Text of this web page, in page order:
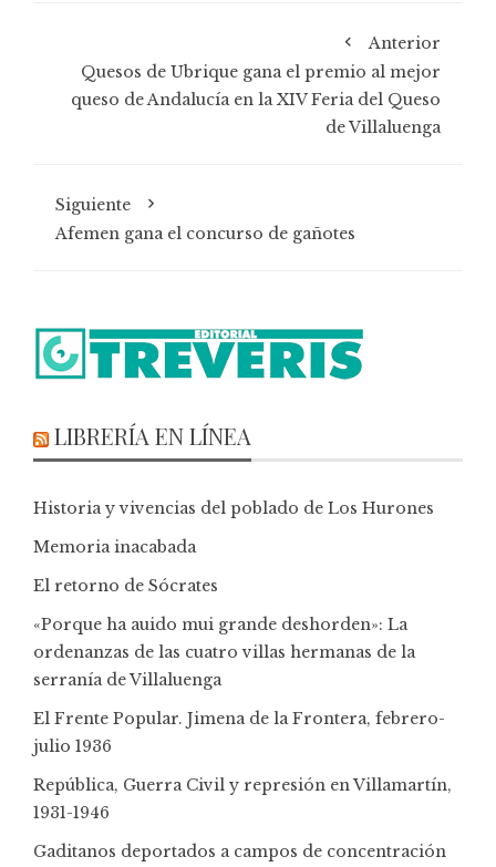
Anterior
Quesos de Ubrique gana el premio al mejor
queso de Andalucía en la XIV Feria del Queso
de Villaluenga
Siguiente
Afemen gana el concurso de gañotes
LIBRERÍA EN LÍNEA
Historia y vivencias del poblado de Los Hurones
Memoria inacabada
El retorno de Sócrates
«Porque ha auido mui grande deshorden»: La
ordenanzas de las cuatro villas hermanas de la
serranía de Villaluenga
El Frente Popular. Jimena de la Frontera, febrero-
julio 1936
República, Guerra Civil y represión en Villamartín,
1931-1946
Gaditanos deportados a campos de concentración